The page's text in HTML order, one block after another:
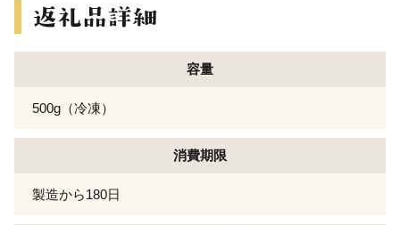
容量
500g（冷凍）
消費期限
製造から180日